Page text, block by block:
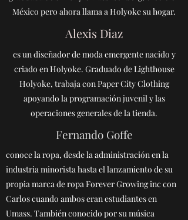
México pero ahora llama a Holyoke su hogar.
Alexis Diaz
es un diseñador de moda emergente nacido y
criado en Holyoke. Graduado de Lighthouse
Holyoke, trabaja con Paper City Clothing
apoyando la programación juvenil y las
operaciones generales de la tienda.
Fernando Goffe
conoce la ropa, desde la administración en la
industria minorista hasta el lanzamiento de su
propia marca de ropa Forever Growing inc con
Carlos cuando ambos eran estudiantes en
Umass. También conocido por su música